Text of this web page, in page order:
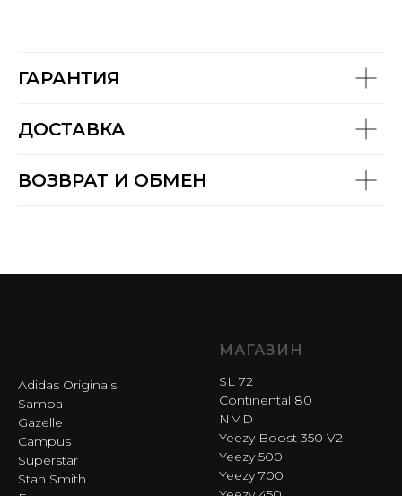
ГАРАНТИЯ
ДОСТАВКА
ВОЗВРАТ И ОБМЕН
Adidas Originals
Samba
Gazelle
Campus
Superstar
Stan Smith
МАГАЗИН
SL 72
Continental 80
NMD
Yeezy Boost 350 V2
Yeezy 500
Yeezy 700